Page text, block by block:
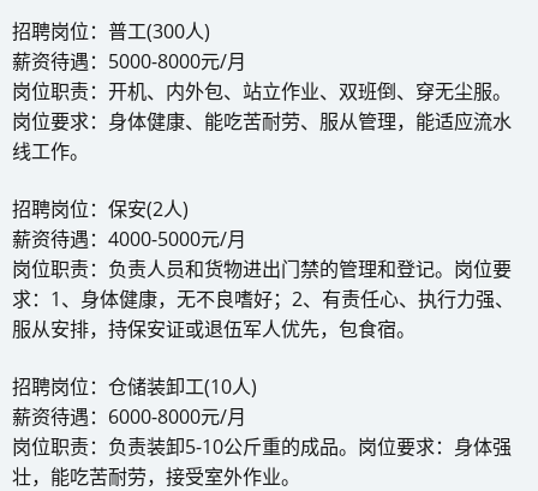
招聘岗位：普工(300人)
薪资待遇：5000-8000元/月
岗位职责：开机、内外包、站立作业、双班倒、穿无尘服。
岗位要求：身体健康、能吃苦耐劳、服从管理，能适应流水
线工作。
招聘岗位：保安(2人)
薪资待遇：4000-5000元/月
岗位职责：负责人员和货物进出门禁的管理和登记。岗位要
求：1、身体健康，无不良嗜好；2、有责任心、执行力强、
服从安排，持保安证或退伍军人优先，包食宿。
招聘岗位：仓储装卸工(10人)
薪资待遇：6000-8000元/月
岗位职责：负责装卸5-10公斤重的成品。岗位要求：身体强
壮，能吃苦耐劳，接受室外作业。